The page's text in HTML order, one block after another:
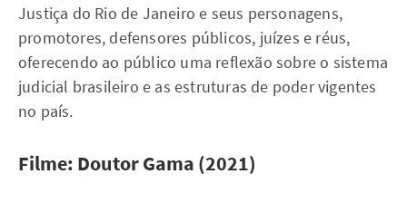
Justiça do Rio de Janeiro e seus personagens,
promotores, defensores públicos, juízes e réus,
oferecendo ao público uma reflexão sobre o sistema
judicial brasileiro e as estruturas de poder vigentes
no país.
Filme: Doutor Gama (2021)